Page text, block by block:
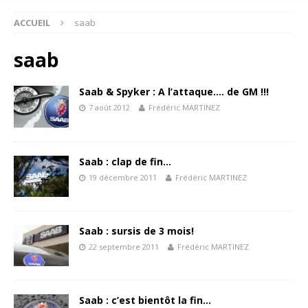
ACCUEIL saab
saab
Saab & Spyker : A l’attaque…. de GM !!!
7 août 2012 Frédéric MARTINEZ
Saab : clap de fin…
19 décembre 2011 Frédéric MARTINEZ
Saab : sursis de 3 mois!
22 septembre 2011 Frédéric MARTINEZ
Saab : c’est bientôt la fin…